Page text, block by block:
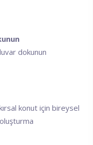
dokunun
konut için bireysel